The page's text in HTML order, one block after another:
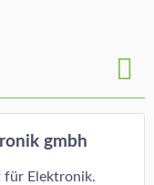
gmbh
für Elektronik.